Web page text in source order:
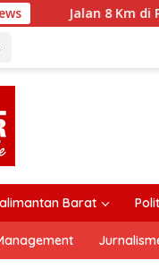
8 Km di Pedalaman
Barat